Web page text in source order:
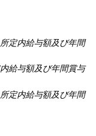
定内給与額及び年間
給与額及び年間賞与
定内給与額及び年間